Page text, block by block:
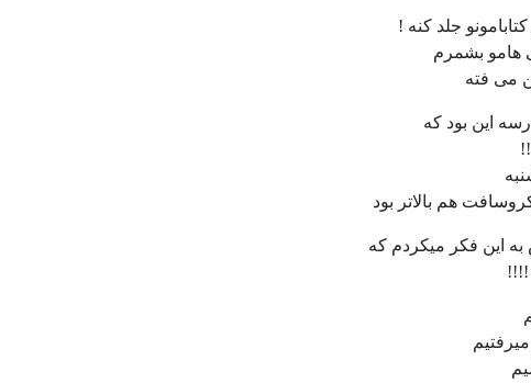
جلد کنه !
هامو بشمرم
می فته
این بود که
هم بالاتر بود
این فکر میکردم که
!!!!